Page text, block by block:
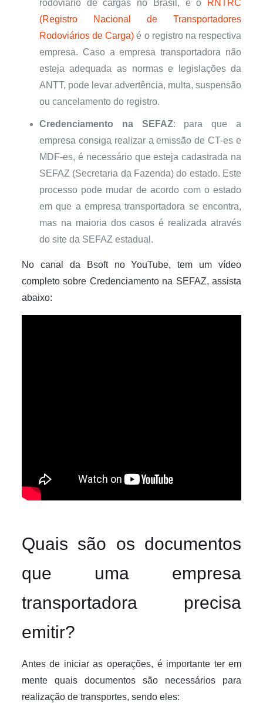
rodoviário de cargas no Brasil, e o
RNTRC
(Registro Nacional de Transportadores
Rodoviários de Carga) é o registro na respectiva
empresa. Caso a empresa transportadora não
esteja adequada as normas e legislações da
ANTT, pode levar advertência, multa, suspensão
ou cancelamento do registro.
Credenciamento na SEFAZ: para que a
empresa consiga realizar a emissão de CT-es e
MDF-es, é necessário que esteja cadastrada na
SEFAZ (Secretaria da Fazenda) do estado. Este
processo pode mudar de acordo com o estado
em que a empresa transportadora se encontra,
mas na maioria dos casos é realizada através
do site da SEFAZ estadual.
No canal da Bsoft no YouTube, tem um vídeo
completo sobre Credenciamento na SEFAZ, assista
abaixo:
Quais são os documentos
que uma empresa
transportadora precisa
emitir?
Antes de iniciar as operações, é importante ter em
mente quais documentos são necessários para
realização de transportes, sendo eles: